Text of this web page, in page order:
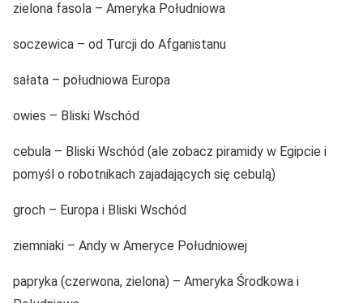
zielona fasola – Ameryka Południowa
soczewica – od Turcji do Afganistanu
sałata – południowa Europa
owies – Bliski Wschód
cebula – Bliski Wschód (ale zobacz piramidy w Egipcie i
pomyśl o robotnikach zajadających się cebulą)
groch – Europa i Bliski Wschód
ziemniaki – Andy w Ameryce Południowej
papryka (czerwona, zielona) – Ameryka Środkowa i